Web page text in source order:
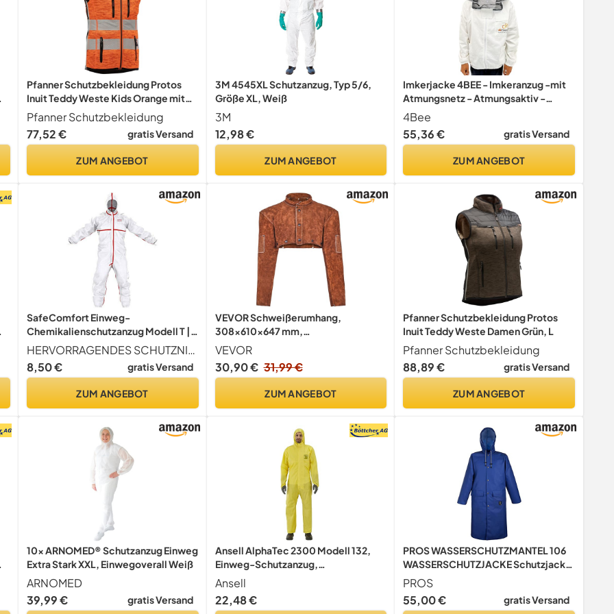
Pfanner Schutzbekleidung Protos
Inuit Teddy Weste Kids Orange mit
Reflex, L
Pfanner Schutzbekleidung
77,52 €
gratis Versand
ZUM ANGEBOT
3M 4545XL Schutzanzug, Typ 5/6,
Größe XL, Weiß
3M
12,98 €
ZUM ANGEBOT
Imkerjacke 4BEE - Imkeranzug -mit
Atmungsnetz - Atmungsaktiv -
Imkerei - Bienen - Insekten -
Schutzkleidung mit Abnehmbarem
Hut -Schutzbekleidung für Imker -
4Bee
55,36 €
gratis Versand
ZUM ANGEBOT
SafeComfort Einweg-
Chemikalienschutzanzug Modell T |
PSA Kat. III Typ 4b/5b/6b -
partikeldicht und spraydicht -
Infektionsschutz nach EN 14126 (XL)
HERVORRAGENDES SCHUTZNIVEAU Der SafeComfort Schutzanzug Modell T erfüllt alle Anforderungen der PSA Kategorie III Typ 4b, 5b und 6b. Er bietet Partikelschutz sowie Spritzschutz.
8,50 €
gratis Versand
ZUM ANGEBOT
VEVOR Schweißerumhang,
308x610x647 mm,
flammhemmender
Sicherheitsumhang aus Rindsleder,
hitzebeständige Schutzbekleidung
Gartenarbeit, XL-Größe
VEVOR
30,90 € 31,99 €
ZUM ANGEBOT
Pfanner Schutzbekleidung Protos
Inuit Teddy Weste Damen Grün, L
Pfanner Schutzbekleidung
88,89 €
gratis Versand
ZUM ANGEBOT
10x ARNOMED® Schutzanzug Einweg
Extra Stark XXL, Einwegoverall Weiß
ARNOMED
39,99 €
gratis Versand
Ansell AlphaTec 2300 Modell 132,
Einweg-Schutzanzug,
Chemikalienschutz Typ 3/4/5,
Wasserdichter Ganzkörperanzug,
Arbeitsoverall in robuster Qualität,
Ansell
22,48 €
PROS WASSERSCHUTZMANTEL 106
WASSERSCHUTZJACKE Schutzjacke
Jacke wasserdicht
Schutzbekleidung (Blau, 62)
PROS
55,00 €
gratis Versand